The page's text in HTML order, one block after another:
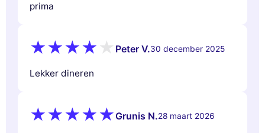
prima
Peter V.30 december 2025
Lekker dineren
Grunis N.28 maart 2026